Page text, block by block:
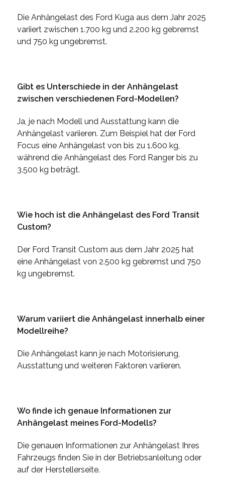
Die Anhängelast des Ford Kuga aus dem Jahr 2025
variiert zwischen 1.700 kg und 2.200 kg gebremst
und 750 kg ungebremst.
Gibt es Unterschiede in der Anhängelast
zwischen verschiedenen Ford-Modellen?
Ja, je nach Modell und Ausstattung kann die
Anhängelast variieren. Zum Beispiel hat der Ford
Focus eine Anhängelast von bis zu 1.600 kg,
während die Anhängelast des Ford Ranger bis zu
3.500 kg beträgt.
Wie hoch ist die Anhängelast des Ford Transit
Custom?
Der Ford Transit Custom aus dem Jahr 2025 hat
eine Anhängelast von 2.500 kg gebremst und 750
kg ungebremst.
Warum variiert die Anhängelast innerhalb einer
Modellreihe?
Die Anhängelast kann je nach Motorisierung,
Ausstattung und weiteren Faktoren variieren.
Wo finde ich genaue Informationen zur
Anhängelast meines Ford-Modells?
Die genauen Informationen zur Anhängelast Ihres
Fahrzeugs finden Sie in der Betriebsanleitung oder
auf der Herstellerseite.